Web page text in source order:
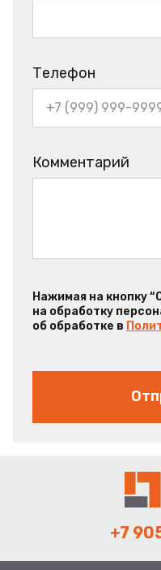
Телефон
Комментарий
Нажимая на кнопку
на обработку
об обработке в
+7